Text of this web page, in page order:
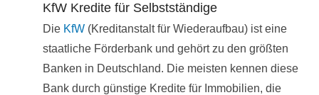
KfW Kredite für Selbstständige
Die KfW (Kreditanstalt für Wiederaufbau) ist eine
staatliche Förderbank und gehört zu den größten
Banken in Deutschland. Die meisten kennen diese
Bank durch günstige Kredite für Immobilien, die